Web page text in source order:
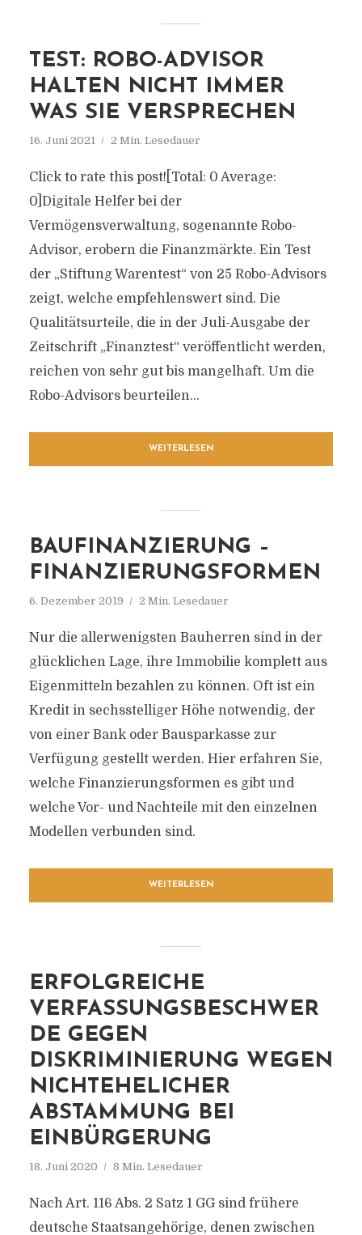
TEST: ROBO-ADVISOR
HALTEN NICHT IMMER
WAS SIE VERSPRECHEN
16. Juni 2021 2 Min. Lesedauer
Click to rate this post![Total: 0 Average:
0]Digitale Helfer bei der
Vermögensverwaltung, sogenannte Robo-
Advisor, erobern die Finanzmärkte. Ein Test
der „Stiftung Warentest“ von 25 Robo-Advisors
zeigt, welche empfehlenswert sind. Die
Qualitätsurteile, die in der Juli-Ausgabe der
Zeitschrift „Finanztest“ veröffentlicht werden,
reichen von sehr gut bis mangelhaft. Um die
Robo-Advisors beurteilen...
WEITERLESEN
BAUFINANZIERUNG –
FINANZIERUNGSFORMEN
6. Dezember 2019 2 Min. Lesedauer
Nur die allerwenigsten Bauherren sind in der
glücklichen Lage, ihre Immobilie komplett aus
Eigenmitteln bezahlen zu können. Oft ist ein
Kredit in sechsstelliger Höhe notwendig, der
von einer Bank oder Bausparkasse zur
Verfügung gestellt werden. Hier erfahren Sie,
welche Finanzierungsformen es gibt und
welche Vor- und Nachteile mit den einzelnen
Modellen verbunden sind.
WEITERLESEN
ERFOLGREICHE
VERFASSUNGSBESCHWER
DE GEGEN
DISKRIMINIERUNG WEGEN
NICHTEHELICHER
ABSTAMMUNG BEI
EINBÜRGERUNG
18. Juni 2020 8 Min. Lesedauer
Nach Art. 116 Abs. 2 Satz 1 GG sind frühere
deutsche Staatsangehörige, denen zwischen